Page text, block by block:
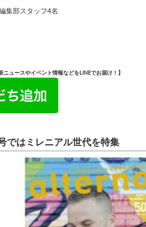
集部スタッフ4名
ニュースやイベント情報などをLINEでお届け！】
ではミレニアル世代を特集